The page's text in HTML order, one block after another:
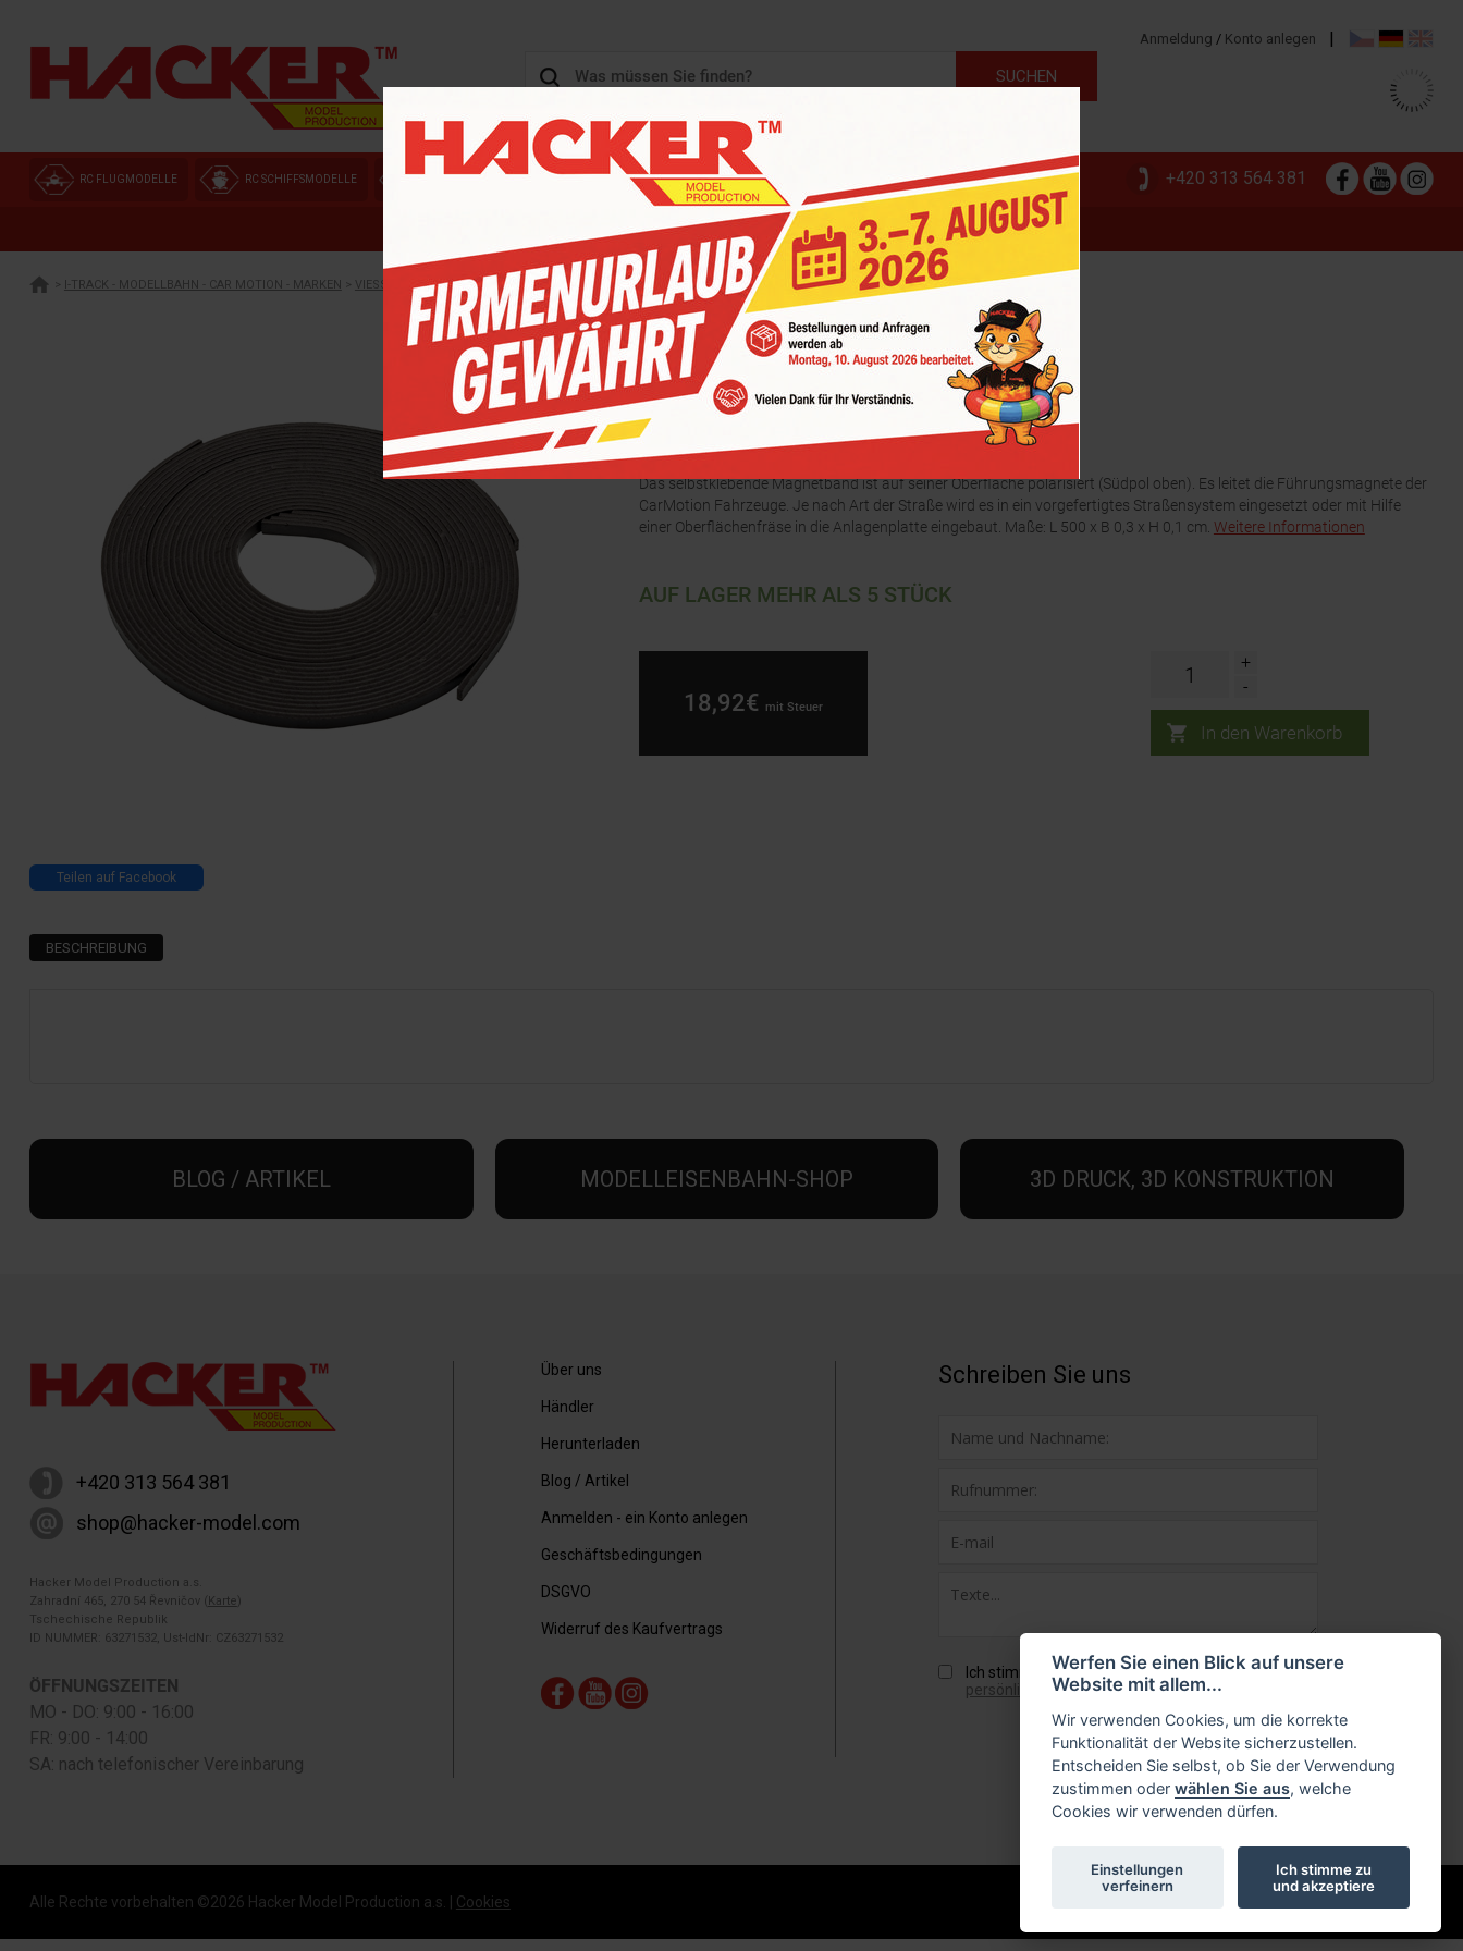
Anmeldung / Konto anlegen |
RC FLUGMODELLE RC SCHIFFSMODELLE MODELLEISENBAHN-SHOP 3D DRUCK, 3D KONSTRUKTION KARTONS - SCHACHTELN +420 313 564 381
HAUPTKATEGORIEN
> I-TRACK - MODELLBAHN - CAR MOTION - MARKEN > VIESSMANN CAR MOTION > VIESSMANN CAR MOTION ZUBEHÖR > 8430 MAGNETBAND 1 MM, 5 M
Teilen auf Facebook
8430 Magnetband 1 mm, 5 m
ARTIKL: V8430
Das selbstklebende Magnetband ist auf seiner Oberfläche polarisiert (Südpol oben). Es leitet die Führungsmagnete der
CarMotion Fahrzeuge. Je nach Art der Straße wird es in ein vorgefertigtes Straßensystem eingesetzt oder mit Hilfe
einer Oberflächenfräse in die Anlagenplatte eingebaut. Maße: L 500 x B 0,3 x H 0,1 cm. Weitere Informationen
AUF LAGER MEHR ALS 5 STÜCK
18,92€ mit Steuer
+
-
BESCHREIBUNG
BLOG / ARTIKEL MODELLEISENBAHN-SHOP 3D DRUCK, 3D KONSTRUKTION
+420 313 564 381
shop@hacker-model.com
Hacker Model Production a.s.
Zahradní 465, 270 54 Řevničov ( Karte )
Tschechische Republik
ID NUMMER: 63271532, Ust-IdNr: CZ63271532
ÖFFNUNGSZEITEN
MO - DO: 9:00 - 16:00
FR: 9:00 - 14:00
SA: nach telefonischer Vereinbarung
Über uns
Händler
Herunterladen
Blog / Artikel
Anmelden - ein Konto anlegen
Geschäftsbedingungen
DSGVO
Widerruf des Kaufvertrags
Schreiben Sie uns
Ich stimme mitmit der Verwendung Ihrer
persönlichen Daten
Alle Rechte vorbehalten ©2026 Hacker Model Production a.s. | Cookies Einrichtung des Systems InGenius Webdesign
Werfen Sie einen Blick auf unsere
Website mit allem...
Wir verwenden Cookies, um die korrekte
Funktionalität der Website sicherzustellen.
Entscheiden Sie selbst, ob Sie der Verwendung
zustimmen oder wählen Sie aus, welche
Cookies wir verwenden dürfen.
Ich stimme zu
und akzeptiere
Einstellungen
verfeinern